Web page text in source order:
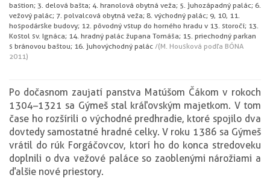
bastion; 3. delová bašta; 4. hranolová obytná veža; 5. juhozápadný palác; 6.
vežový palác; 7. polvalcová obytná veža; 8. východný palác; 9, 10, 11.
hospodárske budovy; 12. pôvodný vstup do horného hradu v 13. storočí; 13.
Kostol sv. Ignáca; 14. hradný palác župana Tomáša; 15. priechodný parkan
s bránovou baštou; 16. juhovýchodný palác /(M. Housková podľa BÓNA
2011)
Po dočasnom zaujatí panstva Matúšom Čákom v rokoch
1304–1321 sa Gýmeš stal kráľovským majetkom. V tom
čase ho rozšírili o východné predhradie, ktoré spojilo dva
dovtedy samostatné hradné celky. V roku 1386 sa Gýmeš
vrátil do rúk Forgáčovcov, ktorí ho do konca stredoveku
doplnili o dva vežové paláce so zaoblenými nárožiami a
ďalšie nové priestory.